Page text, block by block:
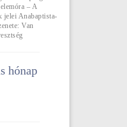
– A
jelei Anabaptista-
Van
hónap